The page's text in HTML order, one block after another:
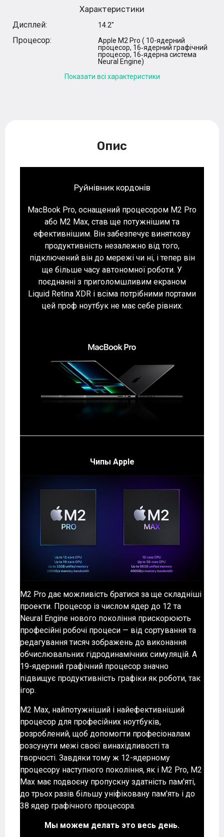
Характеристики
Дисплей:
14.2"
Процесор:
Apple M2 Pro ( 10-ядерний
процесор, 16‑ядерний графічний
процесор, 16‑ядерна система
Neural Engine)
Показати всі характеристики
Опис
Руйнівник кордонів
MacBook Pro, оснащений процесором M2 Pro
або M2 Max, став ще потужнішим та
ефективнішим. Він забезпечує виняткову
продуктивність незалежно від того,
підключений він до мережі чи ні, і тепер він
ще більше часу автономної роботи. У
поєднанні з приголомшливим екраном
Liquid Retina XDR і всіма потрібними портами
цей проф ноутбук не має себе рівних.
Чипы Apple
M2 Pro дає можливість братися за ще складніші
проекти. Процесор із числом ядер до 12 та
Neural Engine нового покоління прискорюють
професійні робочі процеси — від сортування та
редагування тисяч зображень до виконання
обчислювальних гідродинамічних симуляцій. А
19-ядерний графічний процесор значно
підвищує продуктивність графіки як роботи, так
ігор.
M2 Max, найпотужніший і найефективніший
процесор для професійних ноутбуків,
розроблений, щоб допомогти професіоналам
розсунути межі своєї винахідливості та
творчості. Завдяки тому ж 12-ядерному
процесору наступного покоління, як і M2 Pro, M2
Max має подвоєну пропускну здатність пам'яті,
до трьох разів більшу уніфіковану пам'ять і до
38 ядер графічного процесора.
Мы можем делать это весь день.